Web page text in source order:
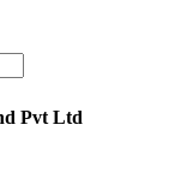
Pvt Ltd